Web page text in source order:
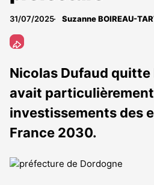
31/07/2025 Suzanne BOIREAU-
Nicolas Dufaud quitte
avait
investissements des
France 2030.